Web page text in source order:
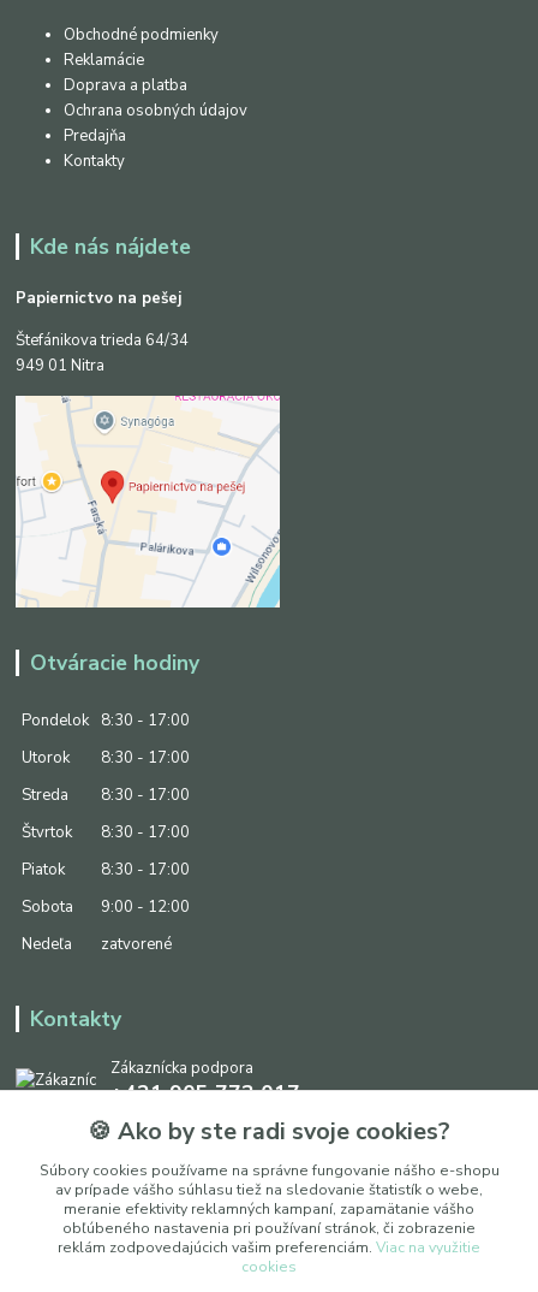
Obchodné podmienky
Reklamácie
Doprava a platba
Ochrana osobných údajov
Predajňa
Kontakty
Kde nás nájdete
Papiernictvo na pešej
Štefánikova trieda 64/34
949 01 Nitra
Otváracie hodiny
Pondelok
8:30 - 17:00
Utorok
8:30 - 17:00
Streda
8:30 - 17:00
Štvrtok
8:30 - 17:00
Piatok
8:30 - 17:00
Sobota
9:00 - 12:00
Nedeľa
zatvorené
Kontakty
Zákaznícka podpora
+421 905 773 017
(Po-Pia, 8:30 - 17:00, So: 9:00 - 12:00)
info@ipapier.sk
🍪 Ako by ste radi svoje cookies?
Súbory cookies používame na správne fungovanie nášho e-shopu
av prípade vášho súhlasu tiež na sledovanie štatistík o webe,
meranie efektivity reklamných kampaní, zapamätanie vášho
obľúbeného nastavenia pri používaní stránok, či zobrazenie
reklám zodpovedajúcich vašim preferenciám. Viac na využitie
cookies